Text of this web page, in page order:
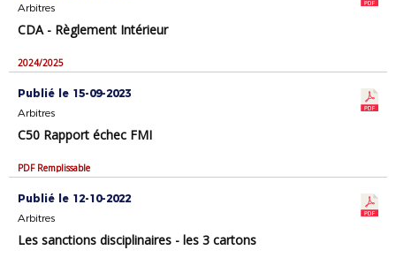
Arbitres
CDA - Règlement Intérieur
2024/2025
Publié le 15-09-2023
Arbitres
C50 Rapport échec FMI
PDF Remplissable
Publié le 12-10-2022
Arbitres
Les sanctions disciplinaires - les 3 cartons